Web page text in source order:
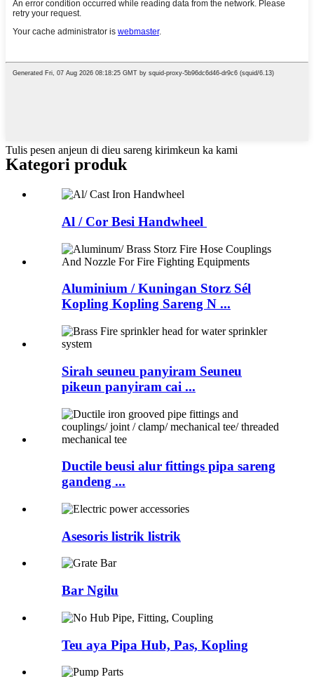
Tulis pesen anjeun di dieu sareng kirimkeun ka kami
Kategori produk
Al / Cor Besi Handwheel
Aluminium / Kuningan Storz Sél
Kopling Kopling Sareng N ...
Sirah seuneu panyiram Seuneu
pikeun panyiram cai ...
Ductile beusi alur fittings pipa sareng
gandeng ...
Asesoris listrik listrik
Bar Ngilu
Teu aya Pipa Hub, Pas, Kopling